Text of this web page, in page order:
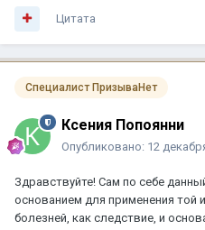
Цитата
Специалист ПризываНет
Ксения Попоянни
Опубликовано: 12
Здравствуйте! Сам по себе
основанием для применения той
болезней, как следствие, и